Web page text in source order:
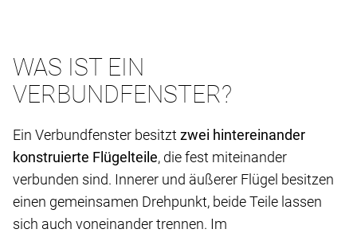
WAS IST EIN
VERBUNDFENSTER?
Ein Verbundfenster besitzt zwei hintereinander
konstruierte Flügelteile, die fest miteinander
verbunden sind. Innerer und äußerer Flügel besitzen
einen gemeinsamen Drehpunkt, beide Teile lassen
sich auch voneinander trennen. Im